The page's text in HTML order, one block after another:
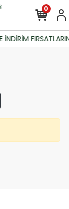
İNDİRİM
0